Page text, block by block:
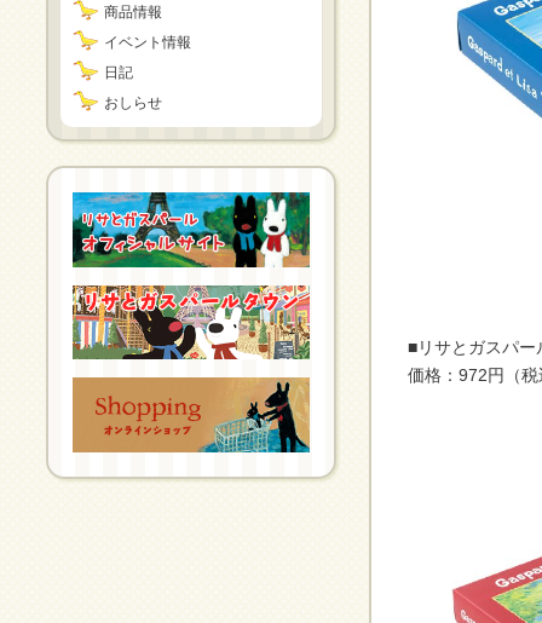
商品情報
イベント情報
日記
おしらせ
■リサとガスパー
価格：972円（税